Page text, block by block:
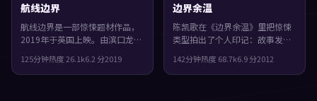
航线边界
航线边界是一部惊悚题材作品，
2019年于英国上映。由滨口龙介
章子怡等主演。结局留白，给观
众回味与讨论空间，片尾余味很
125分钟热度26.1k6.2 分2019
边界余温
陈凯歌在《边界余温》里把惊悚
类型拍出了个人印记：故事发生
主演包括杨紫琼、河正宇、王
凯。影片在类型框架里仍保留了
142分钟热度 68.7k6.9分2012